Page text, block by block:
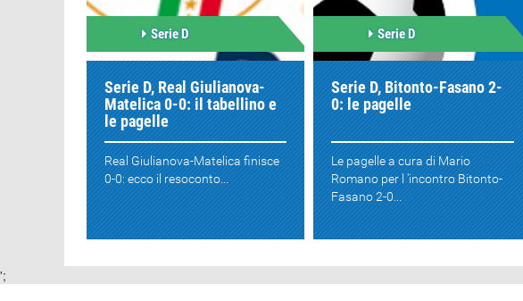
Serie D
Serie D, Real Giulianova-
Matelica 0-0: il tabellino e
le pagelle
Real Giulianova-Matelica finisce
0-0: ecco il resoconto...
Serie D
Serie D, Bitonto-Fasano 2-
0: le pagelle
Le pagelle a cura di Mario
Romano per l 'incontro Bitonto-
Fasano 2-0...
';